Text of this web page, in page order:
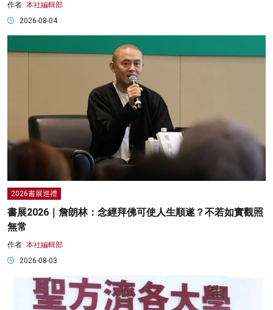
作者: 本社編輯部
2026-08-04
2026書展巡禮
書展2026｜詹朗林：念經拜佛可使人生順遂？不若如實觀照
無常
作者: 本社編輯部
2026-08-03